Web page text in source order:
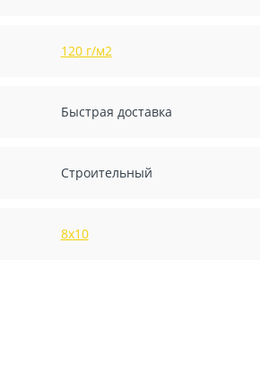
120 г/м2
Быстрая доставка
Строительный
8х10